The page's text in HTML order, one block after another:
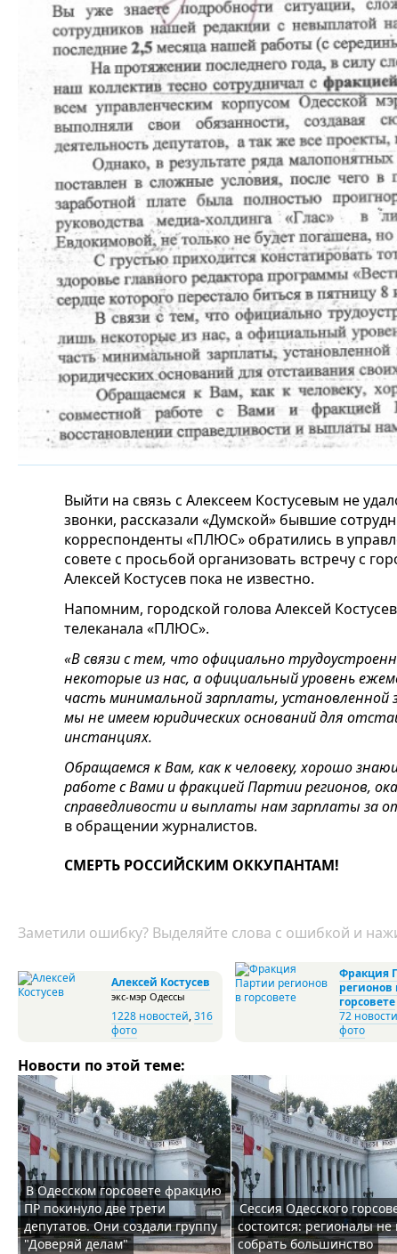
Выйти на связь с Алексеем Костусевым не
звонки, рассказали «Думской» бывшие
корреспонденты «ПЛЮС» обратились в
совете с просьбой организовать встречу с
Алексей Костусев пока не известно.
Напомним, городской голова Алексей
телеканала «ПЛЮС».
«В связи с тем, что официально
некоторые из нас, а официальный уровень
часть минимальной зарплаты, установленной
мы не имеем юридических оснований для
инстанциях.
Обращаемся к Вам, как к человеку, хорошо
работе с Вами и фракцией Партии регионов,
справедливости и выплаты нам зарплаты за
в обращении журналистов.
СМЕРТЬ РОССИЙСКИМ ОККУПАНТАМ!
Заметили ошибку? Выделяйте слова с ошибкой и
Алексей Костусев
экс-мэр Одессы
1228 новостей,316
фото
Фракция
регионов
горсовете
72 новости
фото
Новости по этой теме:
В Одесском горсовете фракцию
ПР покинуло две трети
депутатов. Они создали группу
"Доверяй делам"
Сессия Одесского
состоится: регионалы не
собрать большинство